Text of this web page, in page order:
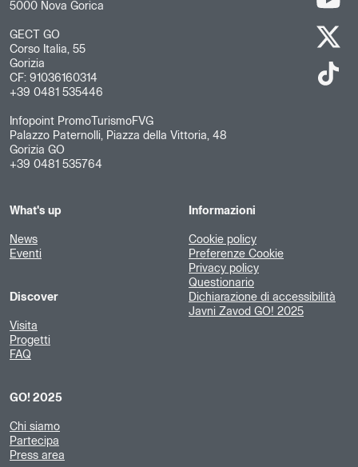
5000 Nova Gorica
GECT GO
Corso Italia, 55
Gorizia
CF: 91036160314
+39 0481 535446
Infopoint PromoTurismoFVG
Palazzo Paternolli, Piazza della Vittoria, 48
Gorizia GO
+39 0481 535764
What's up
News
Eventi
Discover
Visita
Progetti
FAQ
GO! 2025
Chi siamo
Partecipa
Press area
Informazioni
Cookie policy
Preferenze Cookie
Privacy policy
Questionario
Dichiarazione di accessibilità
Javni Zavod GO! 2025